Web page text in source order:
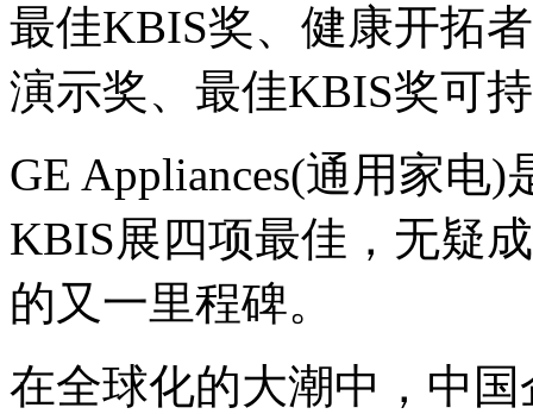
卫
浴
展
(KBIS)
在
维
斯
会
中
心
行。
作
最佳KBIS奖、健康开拓
演示奖、最佳KBIS奖可
GE Appliances(通用家电
KBIS展四项最佳，无疑
的又一里程碑。
在全球化的大潮中，中